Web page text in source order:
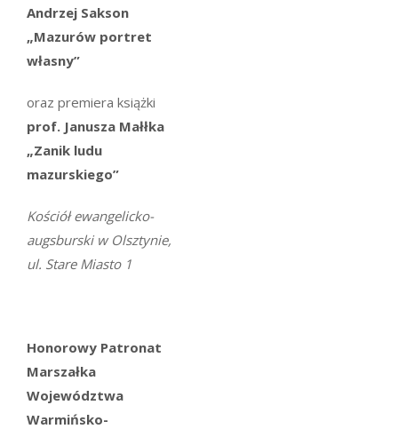
Andrzej Sakson
„Mazurów portret
własny”
oraz premiera książki
prof. Janusza Małłka
„Zanik ludu
mazurskiego”
Kościół ewangelicko-
augsburski w Olsztynie,
ul. Stare Miasto 1
Honorowy Patronat
Marszałka
Województwa
Warmińsko-